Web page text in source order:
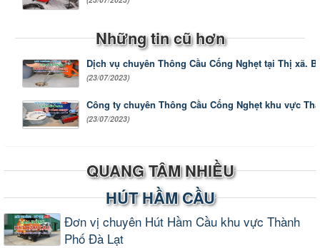
Những tin cũ hơn
Dịch vụ chuyên Thông Cầu Cống Nghẹt tại Thị xã.
(23/07/2023)
Công ty chuyên Thông Cầu Cống Nghẹt khu vực
(23/07/2023)
QUANG TÂM NHIỀU
HÚT HẦM CẦU
Đơn vị chuyên Hút Hầm Cầu khu vực Thành
Phố Đà Lạt